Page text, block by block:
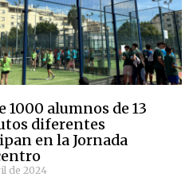
1000 alumnos de 13
diferentes
en la Jornada
de 2024